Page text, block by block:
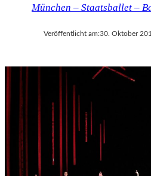
München – Staatsballet –
Veröffentlicht am:30. Oktober